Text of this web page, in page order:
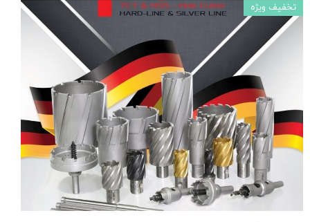
تخفیف ویژه